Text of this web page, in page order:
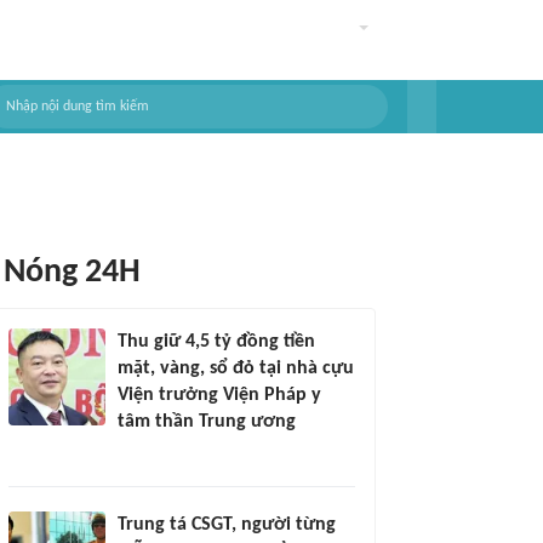
Nóng 24H
Thu giữ 4,5 tỷ đồng tiền
mặt, vàng, sổ đỏ tại nhà cựu
Viện trưởng Viện Pháp y
tâm thần Trung ương
Trung tá CSGT, người từng